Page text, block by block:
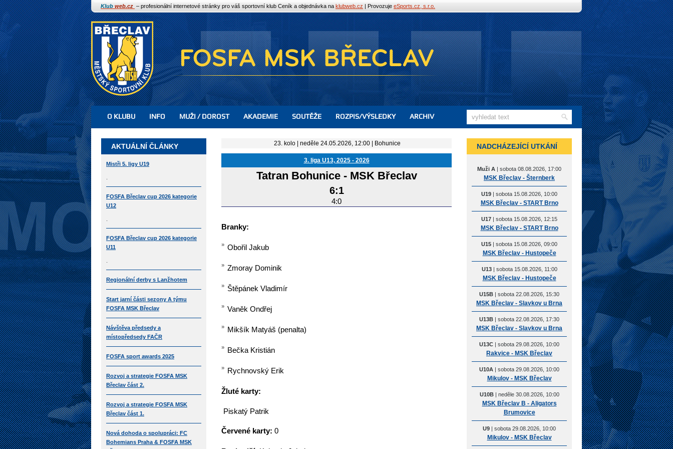
Klub web.cz – profesionální internetové stránky pro váš sportovní klub Ceník a objednávka na klubweb.cz | Provozuje eSports.cz, s.r.o.
O KLUBU INFO MUŽI / DOROST AKADEMIE SOUTĚŽE ROZPIS/VÝSLEDKY ARCHIV
23. kolo | neděle 24.05.2026, 12:00 | Bohunice
3. liga U13, 2025 - 2026
Tatran Bohunice- MSK Břeclav
6:1
4:0
Branky:
Obořil Jakub
Zmoray Dominik
Štěpánek Vladimír
Vaněk Ondřej
Mikšík Matyáš (penalta)
Bečka Kristián
Rychnovský Erik
Žluté karty:
Piskatý Patrik
Červené karty: 0
AKTUÁLNÍ ČLÁNKY
Mistři 5. ligy U19
FOSFA Břeclav cup 2026 kategorie
U12
FOSFA Břeclav cup 2026 kategorie
U11
Regionální derby s Lanžhotem
Start jarní části sezony A týmu
FOSFA MSK Břeclav
Návštěva předsedy a
místopředsedy FAČR
FOSFA sport awards 2025
Rozvoj a strategie FOSFA MSK
Břeclav část 2.
Rozvoj a strategie FOSFA MSK
Břeclav část 1.
Nová dohoda o spolupráci: FC
Bohemians Praha & FOSFA MSK
NADCHÁZEJÍCÍ UTKÁNÍ
Muži A | sobota 08.08.2026, 17:00
MSK Břeclav - Šternberk
U19 | sobota 15.08.2026, 10:00
MSK Břeclav - START Brno
U17 | sobota 15.08.2026, 12:15
MSK Břeclav - START Brno
U15 | sobota 15.08.2026, 09:00
MSK Břeclav - Hustopeče
U13| sobota 15.08.2026, 11:00
MSK Břeclav - Hustopeče
U15B | sobota 22.08.2026, 15:30
MSK Břeclav - Slavkov u Brna
U13B | sobota 22.08.2026, 17:30
MSK Břeclav - Slavkov u Brna
U13C | sobota 29.08.2026, 10:00
Rakvice - MSK Břeclav
U10A | sobota 29.08.2026, 10:00
Mikulov - MSK Břeclav
U10B| neděle 30.08.2026, 10:00
MSK Břeclav B - Aligators
Brumovice
U9 | sobota 29.08.2026, 10:00
Mikulov - MSK Břeclav